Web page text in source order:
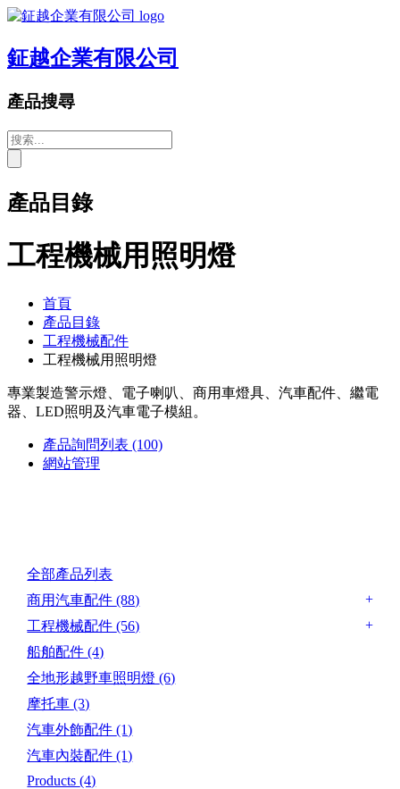
鉦越企業有限公司
產品搜尋
產品目錄
工程機械用照明燈
首頁
產品目錄
工程機械配件
工程機械用照明燈
專業製造警示燈、電子喇叭、商用車燈具、汽車配件、繼電
器、LED照明及汽車電子模組。
產品詢問列表 (100)
網站管理
全部產品列表
商用汽車配件(88)
工程機械配件(56)
船舶配件(4)
全地形越野車照明燈(6)
摩托車(3)
汽車外飾配件(1)
汽車內裝配件(1)
Products(4)